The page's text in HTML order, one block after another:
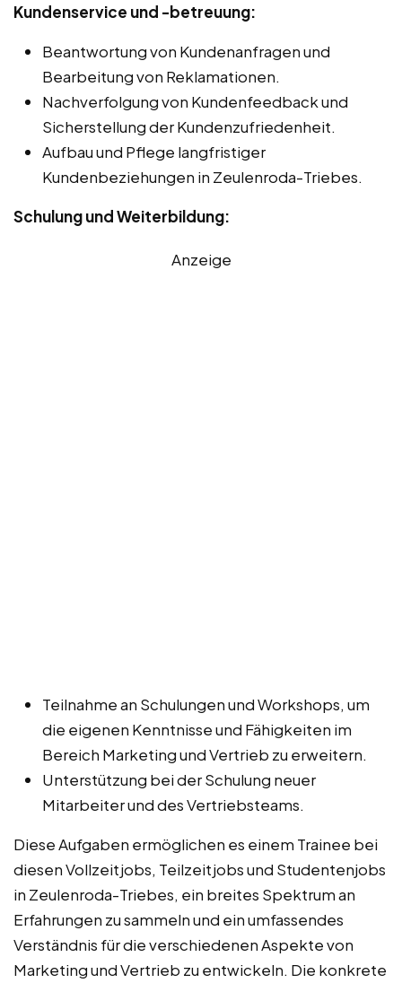
Kundenservice und -betreuung:
Beantwortung von Kundenanfragen und
Bearbeitung von Reklamationen.
Nachverfolgung von Kundenfeedback und
Sicherstellung der Kundenzufriedenheit.
Aufbau und Pflege langfristiger
Kundenbeziehungen in Zeulenroda-Triebes.
Schulung und Weiterbildung:
Anzeige
Teilnahme an Schulungen und Workshops, um
die eigenen Kenntnisse und Fähigkeiten im
Bereich Marketing und Vertrieb zu erweitern.
Unterstützung bei der Schulung neuer
Mitarbeiter und des Vertriebsteams.
Diese Aufgaben ermöglichen es einem Trainee bei
diesen Vollzeitjobs, Teilzeitjobs und Studentenjobs
in Zeulenroda-Triebes, ein breites Spektrum an
Erfahrungen zu sammeln und ein umfassendes
Verständnis für die verschiedenen Aspekte von
Marketing und Vertrieb zu entwickeln. Die konkrete